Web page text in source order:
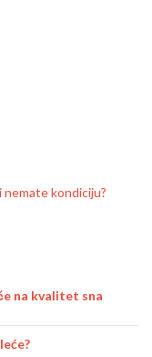
kondiciju?
na kvalitet sna